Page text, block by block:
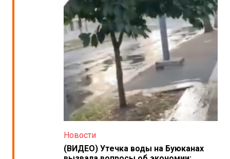
Новости
(ВИДЕО) Утечка воды на Буюканах